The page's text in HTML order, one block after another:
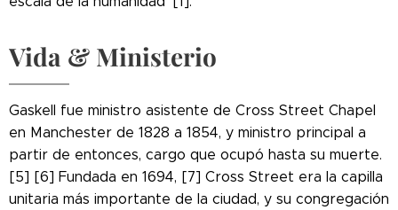
Vida & Ministerio
Gaskell fue ministro asistente de Cross Street Chapel
en Manchester de 1828 a 1854, y ministro principal a
partir de entonces, cargo que ocupó hasta su muerte.
[5] [6] Fundada en 1694, [7] Cross Street era la capilla
unitaria más importante de la ciudad, y su congregación